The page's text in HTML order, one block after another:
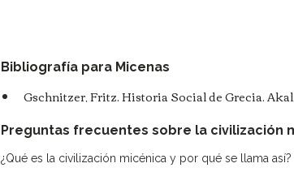
Bibliografía para Micenas
Gschnitzer, Fritz. Historia Social de Grecia. Akal,
Preguntas frecuentes sobre la civilización
¿Qué es la civilización micénica y por qué se llama así?